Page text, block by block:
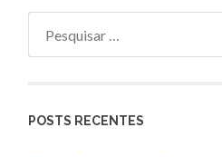
POSTS RECENTES